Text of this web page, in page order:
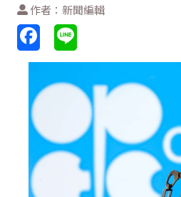
作者：新聞編輯